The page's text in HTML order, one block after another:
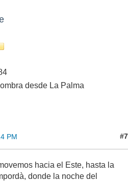
desde La Palma
PM #7
hacia el Este, hasta la
donde la noche del